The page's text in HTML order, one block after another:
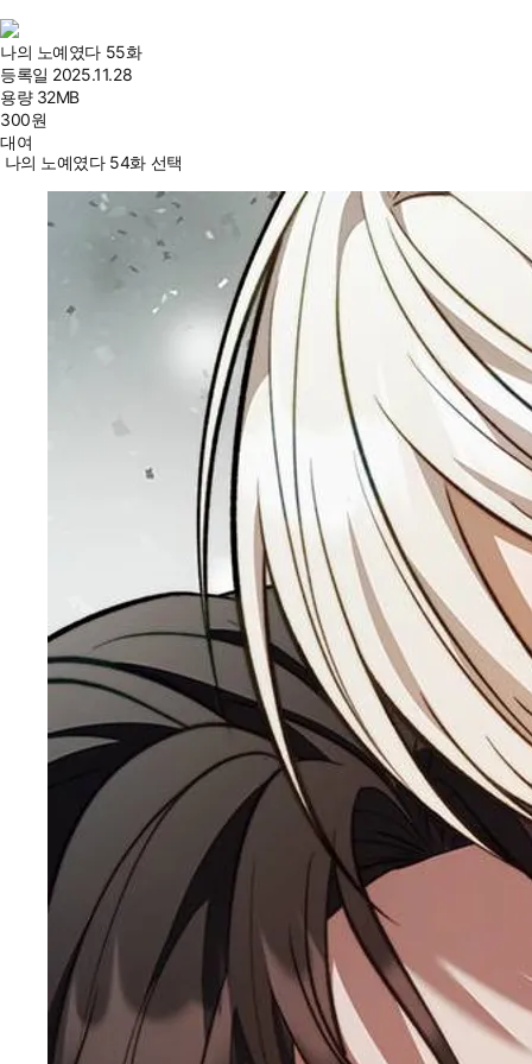
나의 노예였다 55화
등록일 2025.11.28
용량 32MB
300원
대여
나의 노예였다 54화 선택